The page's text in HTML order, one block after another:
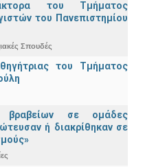
του Τμήματος
του Πανεπιστημίου
Σπουδές
του Τμήματος
βραβείων σε ομάδες
ή διακρίθηκαν σε